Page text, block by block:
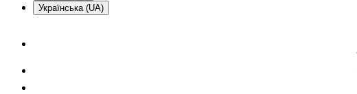
Українська (UA)